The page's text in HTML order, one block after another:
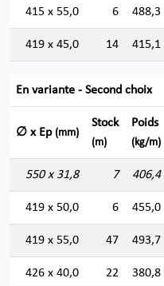
415 x 55,0 6 488,3
419 x 45,0 14 415,1
En variante - Second choix
∅ x Ep (mm)
Stock
(m)
Poids
(kg/m)
550 x 31,8 7 406,4
419 x 50,0 6 455,0
419 x 55,0 47 493,7
426 x 40,0 22 380,8